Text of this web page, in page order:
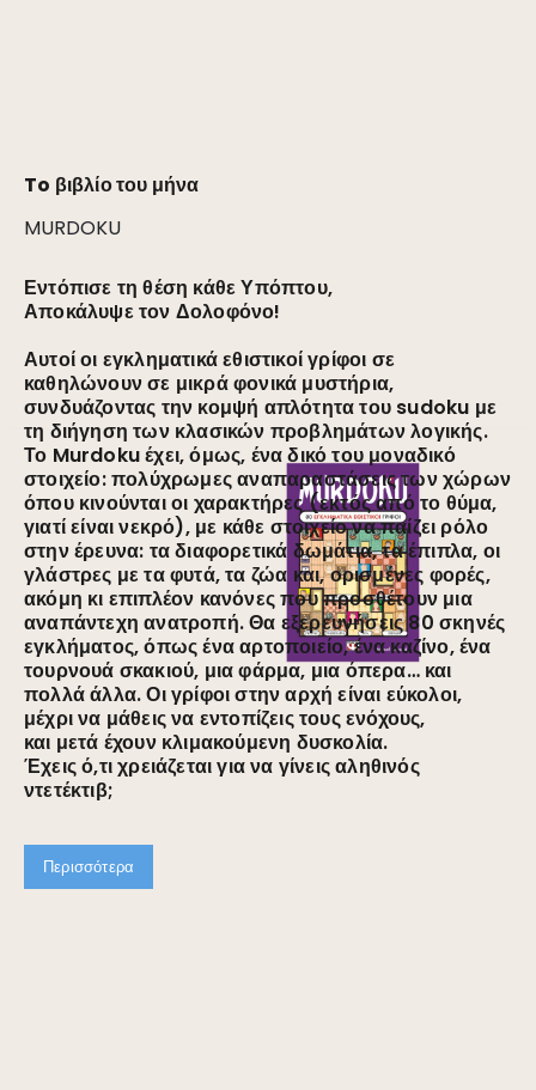
To βιβλίο του μήνα
MURDOKU
Εντόπισε τη θέση κάθε Υπόπτου,
Αποκάλυψε τον Δολοφόνο!
Αυτοί οι εγκληματικά εθιστικοί γρίφοι σε
καθηλώνουν σε μικρά φονικά μυστήρια,
συνδυάζοντας την κομψή απλότητα του sudoku με
τη διήγηση των κλασικών προβλημάτων λογικής.
Το Murdoku έχει, όμως, ένα δικό του μοναδικό
στοιχείο: πολύχρωμες αναπαραστάσεις των χώρων
όπου κινούνται οι χαρακτήρες (εκτός από το θύμα,
γιατί είναι νεκρό), με κάθε στοιχείο να παίζει ρόλο
στην έρευνα: τα διαφορετικά δωμάτια, τα έπιπλα, οι
γλάστρες με τα φυτά, τα ζώα και, ορισμένες φορές,
ακόμη κι επιπλέον κανόνες που προσθέτουν μια
αναπάντεχη ανατροπή. Θα εξερευνήσεις 80 σκηνές
εγκλήματος, όπως ένα αρτοποιείο, ένα καζίνο, ένα
τουρνουά σκακιού, μια φάρμα, μια όπερα… και
πολλά άλλα. Οι γρίφοι στην αρχή είναι εύκολοι,
μέχρι να μάθεις να εντοπίζεις τους ενόχους,
και μετά έχουν κλιμακούμενη δυσκολία.
Έχεις ό,τι χρειάζεται για να γίνεις αληθινός
ντετέκτιβ;
Περισσότερα